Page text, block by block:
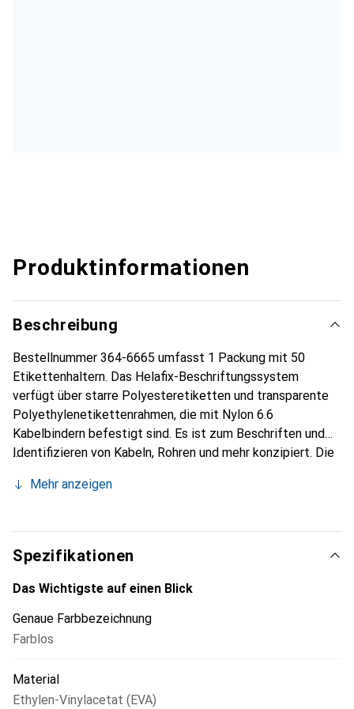
Produktinformationen
Beschreibung
Bestellnummer 364-6665 umfasst 1 Packung mit 50
Etikettenhaltern. Das Helafix-Beschriftungssystem
verfügt über starre Polyesteretiketten und transparente
Polyethylenetikettenrahmen, die mit Nylon 6.6
Kabelbindern befestigt sind. Es ist zum Beschriften und
Identifizieren von Kabeln, Rohren und mehr konzipiert. Die
permanente Beschriftungen geeignet und werden auf A4-
Der Betriebstemperaturbereich liegt zwischen -60 und
+65 °C.
Mehr anzeigen
Spezifikationen
Das Wichtigste auf einen Blick
Genaue Farbbezeichnung
Farblos
Material
Ethylen-Vinylacetat (EVA)